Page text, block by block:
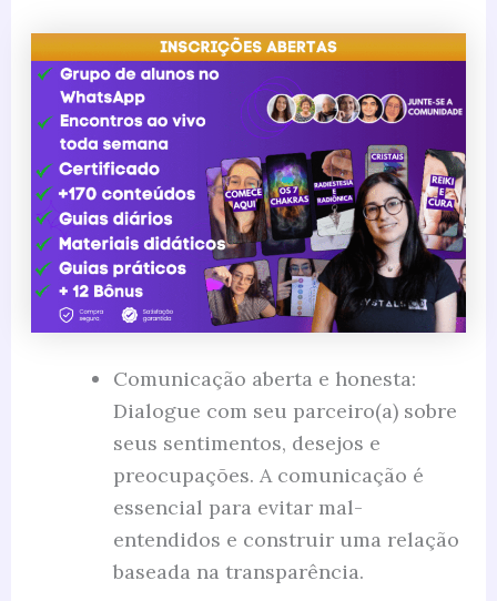
Comunicação aberta e honesta:
Dialogue com seu parceiro(a) sobre
seus sentimentos, desejos e
preocupações. A comunicação é
essencial para evitar mal-
entendidos e construir uma relação
baseada na transparência.